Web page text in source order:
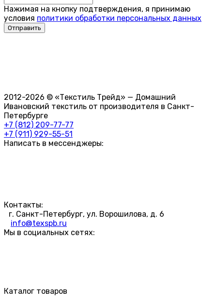
Нажимая на кнопку подтверждения, я принимаю
условия политики обработки персональных данных
2012-2026 © «Текстиль Трейд» — Домашний
Ивановский текстиль от производителя в Санкт-
Петербурге
+7 (812) 209-77-77
+7 (911) 929-55-51
Написать в мессенджеры:
Контакты:
г. Санкт-Петербург, ул. Ворошилова, д. 6
info@texspb.ru
Мы в социальных сетях:
Каталог товаров